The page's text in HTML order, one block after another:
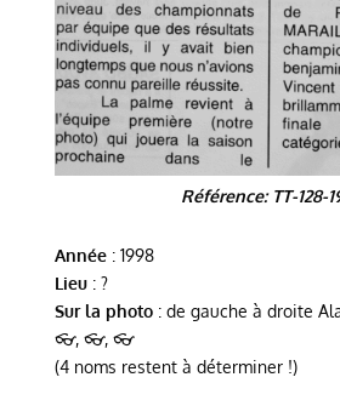
Référence: TT-128-
Année : 1998
Lieu: ?
Sur la photo: de gauche à droite
👓, 👓, 👓
(4 noms restent à déterminer !)